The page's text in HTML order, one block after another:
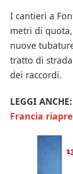
I cantieri a
metri di
nuove
tratto di
dei raccordi.
LEGGI ANCHE:
Francia